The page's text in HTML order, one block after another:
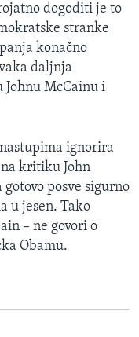
dogoditi je to
stranke
konačno
daljnja
McCainu i
ignorira
kritiku John
gotovo posve sigurno
u jesen. Tako
– ne govori o
Obamu.